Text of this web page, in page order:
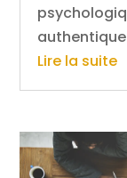
Lire la suite